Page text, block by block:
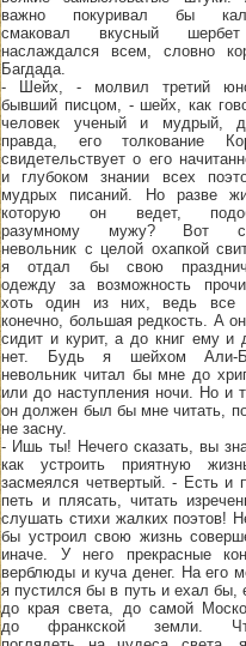
важно покуривал бы
смаковал вкусный
наслаждался всем, словно
Багдада.
- Шейх, - молвил третий
бывший писцом, - шейх, как
человек ученый и мудрый,
правда, его толкование
свидетельствует о его
и глубоком знании всех
мудрых писаний. Но разве
которую он ведет,
разумному мужу? Вот
невольник с целой охапкой
я отдал бы свою
одежду за возможность
хоть один из них, ведь все
конечно, большая редкость. А
сидит и курит, а до книг ему и
нет. Будь я шейхом Али-
невольник читал бы мне до
или до наступления ночи. Но и
он должен был бы мне читать,
не засну.
- Ишь ты! Нечего сказать, вы
как устроить приятную
засмеялся четвертый. - Есть и
петь и плясать, читать
слушать стихи жалких поэтов!
бы устроил свою жизнь
иначе. У него прекрасные
верблюды и куча денег. На его
я пустился бы в путь и ехал бы,
до края света, до самой
до франкской земли.